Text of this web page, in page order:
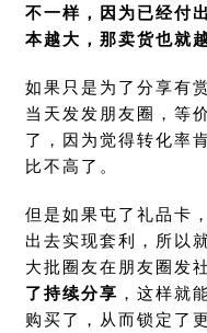
不一样，因为已经付
本越大，那卖货也就
如果只是为了分享有
当天发发朋友圈，等
了，因为觉得转化率
比不高了。
但是如果屯了礼品卡
出去实现套利，所以
大批圈友在朋友圈发
了持续分享 ，这样就
购买了，从而锁定了